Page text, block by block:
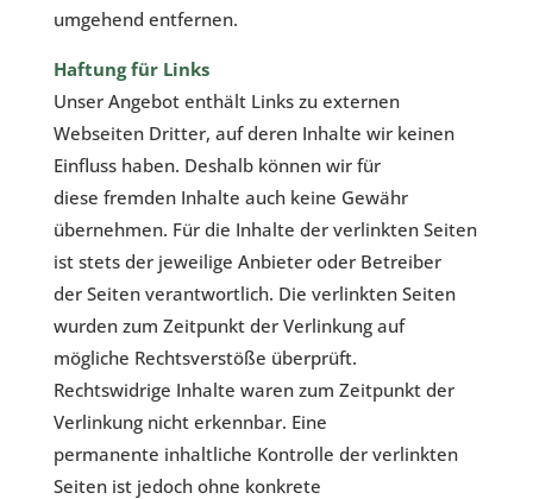
umgehend entfernen.
Haftung für Links
Unser Angebot enthält Links zu externen
Webseiten Dritter, auf deren Inhalte wir keinen
Einfluss haben. Deshalb können wir für
diese fremden Inhalte auch keine Gewähr
übernehmen. Für die Inhalte der verlinkten Seiten
ist stets der jeweilige Anbieter oder Betreiber
der Seiten verantwortlich. Die verlinkten Seiten
wurden zum Zeitpunkt der Verlinkung auf
mögliche Rechtsverstöße überprüft.
Rechtswidrige Inhalte waren zum Zeitpunkt der
Verlinkung nicht erkennbar. Eine
permanente inhaltliche Kontrolle der verlinkten
Seiten ist jedoch ohne konkrete